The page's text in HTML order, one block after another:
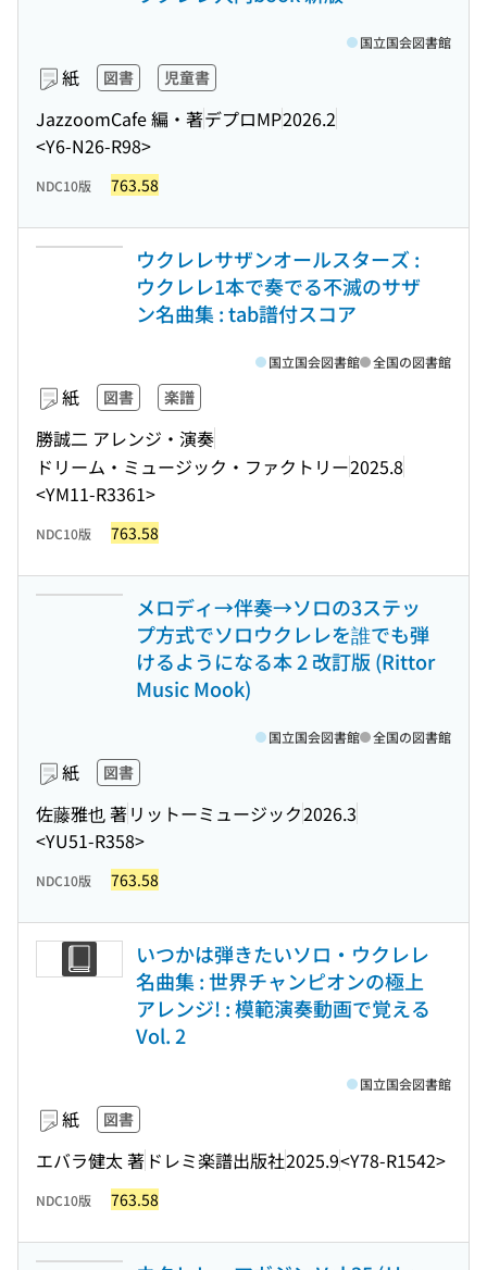
紙 図書 児童書
JazzoomCafe 編・著デプロMP2026.2
<Y6-N26-R98>
国立国会図書館
NDC10版 763.58
ウクレレサザンオールスターズ :
ウクレレ1本で奏でる不滅のサザ
ン名曲集 : tab譜付スコア
紙 図書 楽譜
勝誠二 アレンジ・演奏
ドリーム・ミュージック・ファクトリー2025.8
<YM11-R3361>
国立国会図書館 全国の図書館
NDC10版 763.58
メロディ→伴奏→ソロの3ステッ
プ方式でソロウクレレを誰でも弾
けるようになる本 2 改訂版 (Rittor
Music Mook)
紙 図書
佐藤雅也 著リットーミュージック2026.3
<YU51-R358>
国立国会図書館 全国の図書館
NDC10版 763.58
いつかは弾きたいソロ・ウクレレ
名曲集 : 世界チャンピオンの極上
アレンジ! : 模範演奏動画で覚える
Vol. 2
紙 図書
エバラ健太 著 ドレミ楽譜出版社2025.9<Y78-R1542>
国立国会図書館
NDC10版 763.58